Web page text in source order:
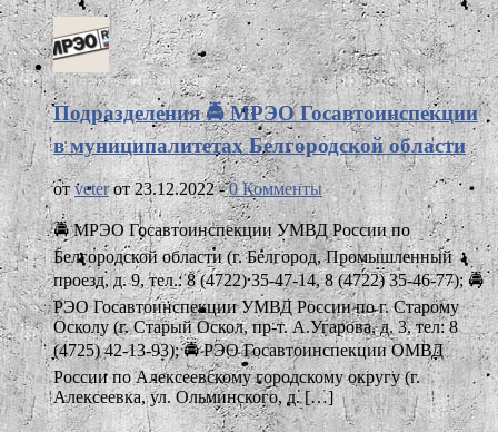
Подразделения 🚔 МРЭО Госавтоинспекции
в муниципалитетах Белгородской области
отveterот 23.12.2022 -0 Комменты
🚔 МРЭО Госавтоинспекции УМВД России по
Белгородской области (г. Белгород, Промышленный
проезд, д. 9, тел.: 8 (4722) 35-47-14, 8 (4722) 35-46-77); 🚔
РЭО Госавтоинспекции УМВД России по г. Старому
Осколу (г. Старый Оскол, пр-т. А.Угарова, д. 3, тел: 8
(4725) 42-13-93); 🚔 РЭО Госавтоинспекции ОМВД
России по Алексеевскому городскому округу (г.
Алексеевка, ул. Ольминского, д. […]